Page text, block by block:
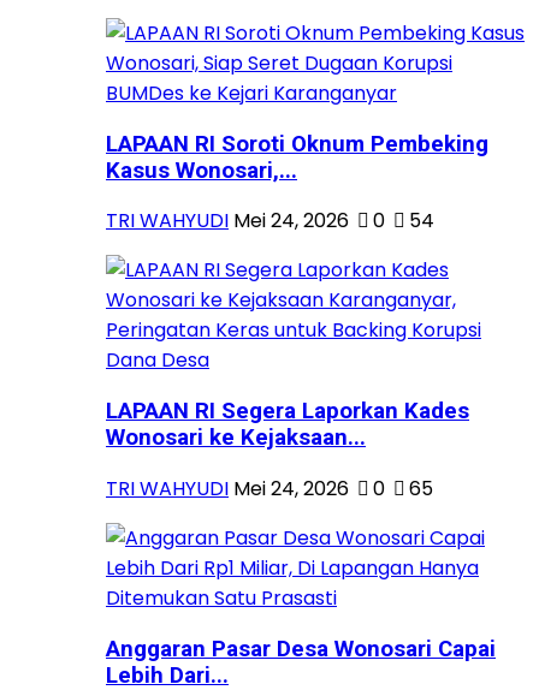
LAPAAN RI Soroti Oknum Pembeking
Kasus Wonosari,...
TRI WAHYUDI Mei 24, 2026 0 54
LAPAAN RI Segera Laporkan Kades
Wonosari ke Kejaksaan...
TRI WAHYUDI Mei 24, 2026 0 65
Anggaran Pasar Desa Wonosari Capai
Lebih Dari...